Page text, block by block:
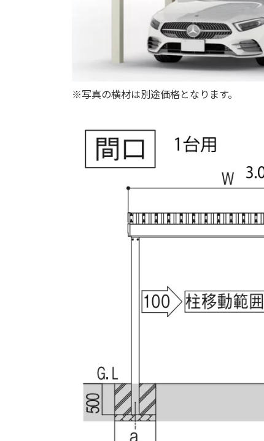
※写真の横材は別途価格となります。